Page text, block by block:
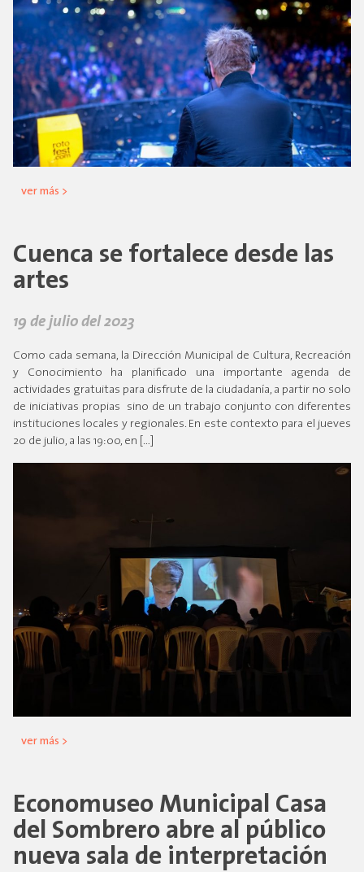
ver más >
Cuenca se fortalece desde las
artes
19 de julio del 2023
Como cada semana, la Dirección Municipal de Cultura, Recreación
y Conocimiento ha planificado una importante agenda de
actividades gratuitas para disfrute de la ciudadanía, a partir no solo
de iniciativas propias sino de un trabajo conjunto con diferentes
instituciones locales y regionales. En este contexto para el jueves
20 de julio, a las 19:00, en […]
ver más >
Economuseo Municipal Casa
del Sombrero abre al público
nueva sala de interpretación